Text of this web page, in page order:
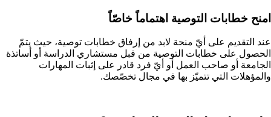
امنح خطابات التوصية اهتماماً خاصّاً
عند التقديم على أيّ منحة لابد من إرفاق خطابات توصية، حيث يتمّ
الحصول على خطابات التوصية من قبل مستشاري الدراسة أو أساتذة
الجامعة أو صاحب العمل أو أيّ فرد قادر على إثبات المهارات
والمؤهلات التي تتميّز بها في مجال تخصّصك.